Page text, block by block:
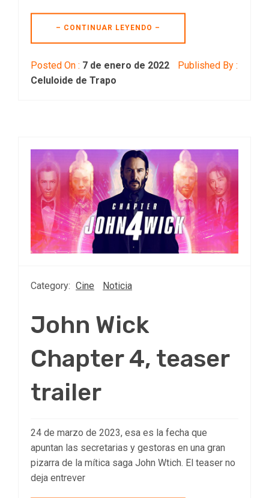
– CONTINUAR LEYENDO –
Posted On : 7 de enero de 2022
Published By :
Celuloide de Trapo
Category: Cine Noticia
John Wick
Chapter 4, teaser
trailer
24 de marzo de 2023, esa es la fecha que
apuntan las secretarias y gestoras en una gran
pizarra de la mítica saga John Wtich. El teaser no
deja entrever